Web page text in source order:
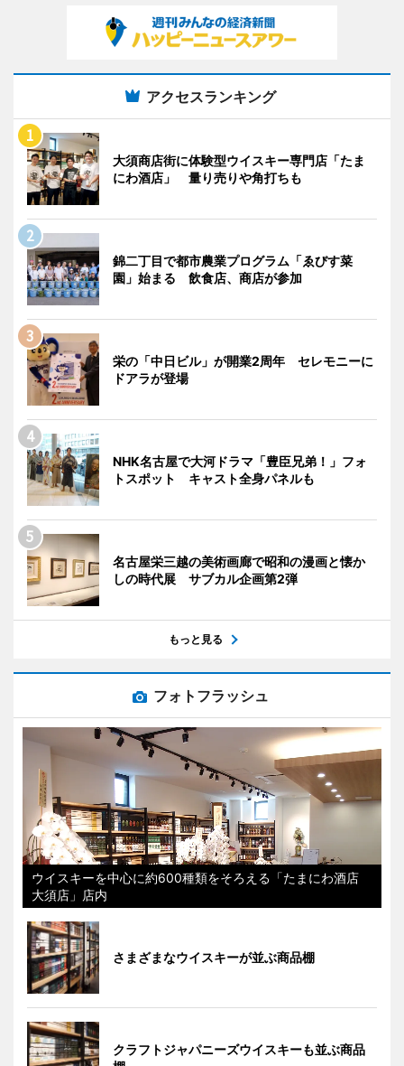
アクセスランキング
大須商店街に体験型ウイスキー専門店「たま
にわ酒店」 量り売りや角打ちも
錦二丁目で都市農業プログラム「ゑびす菜
園」始まる 飲食店、商店が参加
栄の「中日ビル」が開業2周年 セレモニーに
ドアラが登場
NHK名古屋で大河ドラマ「豊臣兄弟！」フォ
トスポット キャスト全身パネルも
名古屋栄三越の美術画廊で昭和の漫画と懐か
しの時代展 サブカル企画第2弾
もっと見る
フォトフラッシュ
ウイスキーを中心に約600種類をそろえる「たまにわ酒店
大須店」店内
さまざまなウイスキーが並ぶ商品棚
クラフトジャパニーズウイスキーも並ぶ商品